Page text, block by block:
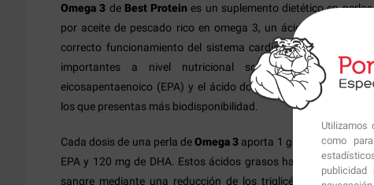
Utilizamos
como
Omega 3 de Best Protein es un suplemento dietético en
por aceite de pescado rico en omega 3, un ácido graso
correcto funcionamiento del sistema cardiovascular. Los
importantes a nivel nutricional son el ácido alfa-
eicosapentaenoico (EPA) y el ácido docosahexaenoico
los que presentas más biodisponibilidad.
Cada dosis de una perla deOmega 3 aporta 1 gramo de aceite
EPA y 120 mg de DHA. Estos ácidos grasos han demostrado
sangre mediante una reducción de los triglicéridos y del